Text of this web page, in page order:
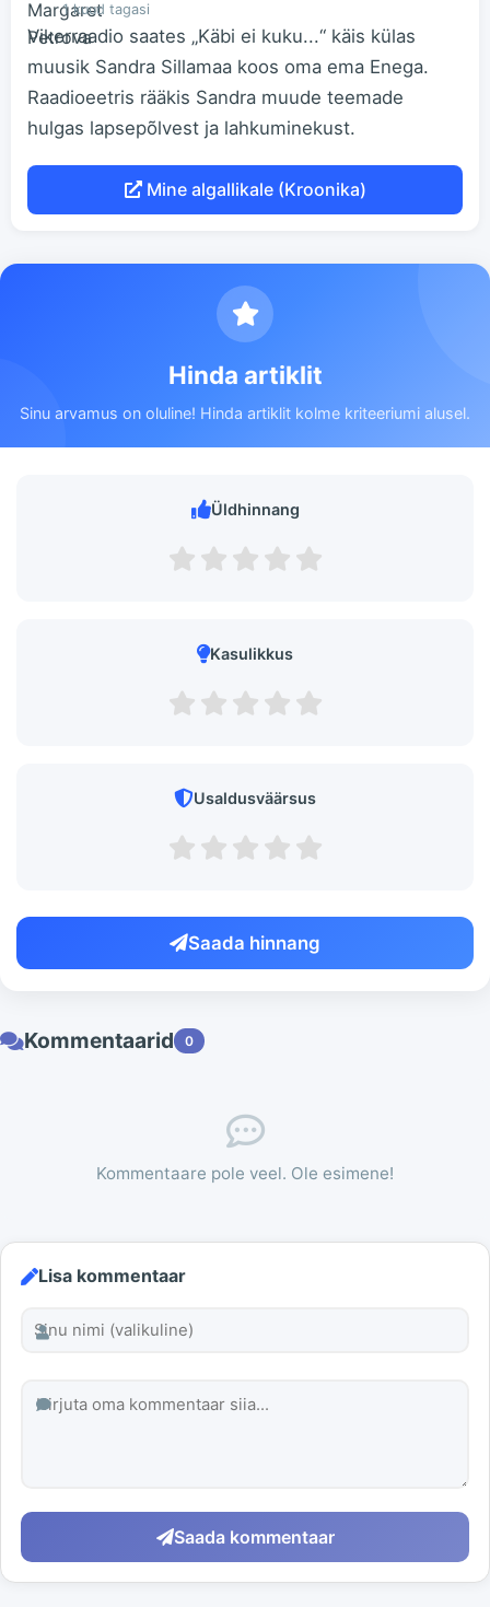
1 kuud tagasi
Vikerraadio saates „Käbi ei kuku...“ käis külas
muusik Sandra Sillamaa koos oma ema Enega.
Raadioeetris rääkis Sandra muude teemade
hulgas lapsepõlvest ja lahkuminekust.
Mine algallikale (Kroonika)
Hinda artiklit
Sinu arvamus on oluline! Hinda artiklit kolme kriteeriumi alusel.
Üldhinnang
Kasulikkus
Usaldusväärsus
Saada hinnang
Kommentaarid 0
Kommentaare pole veel. Ole esimene!
Lisa kommentaar
Saada kommentaar